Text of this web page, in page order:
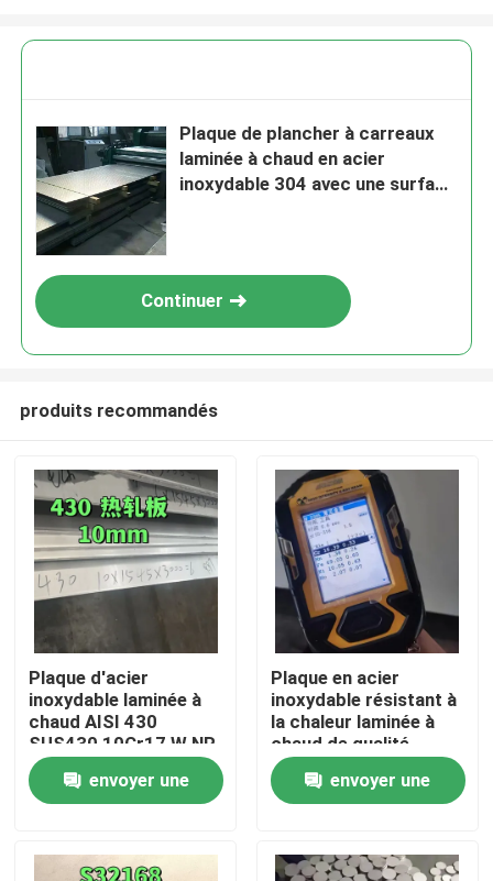
À la maison
Produits
Vidéos
Plaque de plancher à carreaux
laminée à chaud en acier
inoxydable 304 avec une surface
Continuer
produits recommandés
Plaque d'acier
inoxydable laminée à
chaud AISI 430
SUS430 10Cr17 W.NR
1.4016 Surface NO.1
10*1500*6000
envoyer une
Plaque en acier
inoxydable résistant à
la chaleur laminée à
chaud de qualité
253MA / S30815 avec
surface de décapage
envoyer une